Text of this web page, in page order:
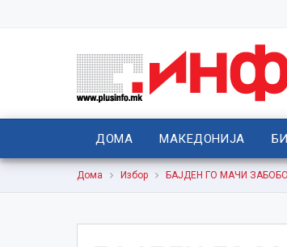
ДОМА МАКЕДОНИЈА
Дома Избор БАЈДЕН ГО МАЧИ